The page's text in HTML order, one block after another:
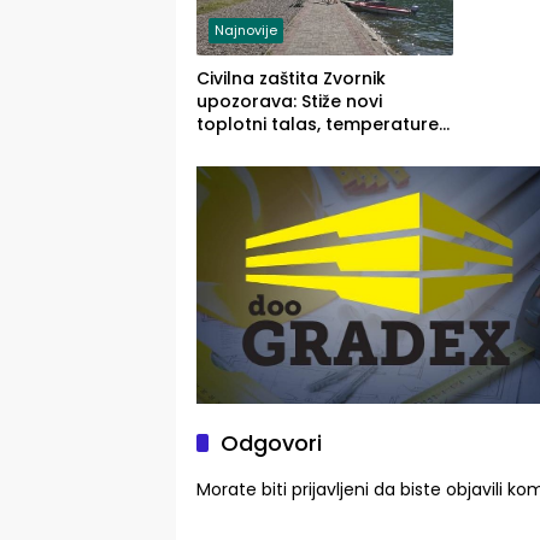
Najnovije
Civilna zaštita Zvornik
upozorava: Stiže novi
toplotni talas, temperature
Odgovori
Morate biti prijavljeni da biste objavili